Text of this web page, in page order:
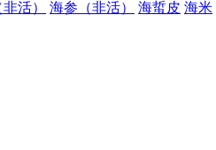
活） 海参（非活） 海蜇皮 海米